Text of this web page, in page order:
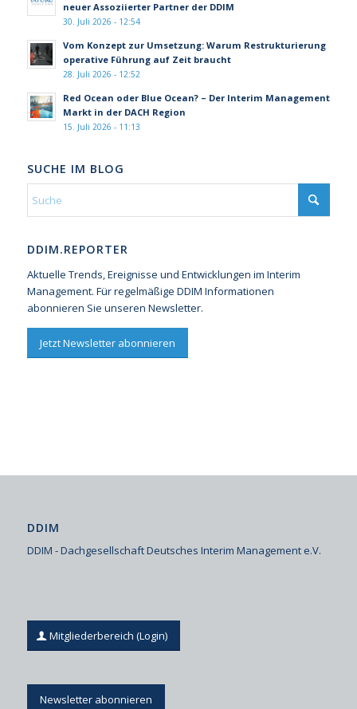
neuer Assoziierter Partner der DDIM
30. Juli 2026 - 12:54
Vom Konzept zur Umsetzung: Warum Restrukturierung
operative Führung auf Zeit braucht
28. Juli 2026 - 12:52
Red Ocean oder Blue Ocean? – Der Interim Management
Markt in der DACH Region
15. Juli 2026 - 11:13
SUCHE IM BLOG
DDIM.REPORTER
Aktuelle Trends, Ereignisse und Entwicklungen im Interim
Management. Für regelmäßige DDIM Informationen
abonnieren Sie unseren Newsletter.
Jetzt Newsletter abonnieren
DDIM
DDIM - Dachgesellschaft Deutsches Interim Management e.V.
Mitgliederbereich (Login)
Newsletter abonnieren